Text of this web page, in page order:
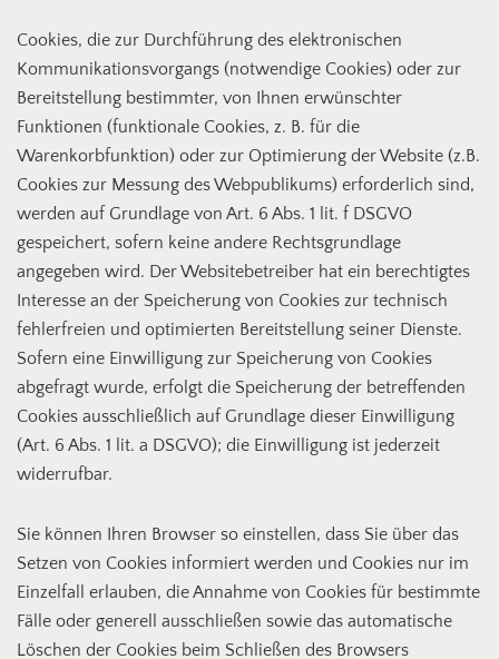
Cookies, die zur Durchführung des elektronischen
Kommunikationsvorgangs (notwendige Cookies) oder zur
Bereitstellung bestimmter, von Ihnen erwünschter
Funktionen (funktionale Cookies, z. B. für die
Warenkorbfunktion) oder zur Optimierung der Website (z.B.
Cookies zur Messung des Webpublikums) erforderlich sind,
werden auf Grundlage von Art. 6 Abs. 1 lit. f DSGVO
gespeichert, sofern keine andere Rechtsgrundlage
angegeben wird. Der Websitebetreiber hat ein berechtigtes
Interesse an der Speicherung von Cookies zur technisch
fehlerfreien und optimierten Bereitstellung seiner Dienste.
Sofern eine Einwilligung zur Speicherung von Cookies
abgefragt wurde, erfolgt die Speicherung der betreffenden
Cookies ausschließlich auf Grundlage dieser Einwilligung
(Art. 6 Abs. 1 lit. a DSGVO); die Einwilligung ist jederzeit
widerrufbar.
Sie können Ihren Browser so einstellen, dass Sie über das
Setzen von Cookies informiert werden und Cookies nur im
Einzelfall erlauben, die Annahme von Cookies für bestimmte
Fälle oder generell ausschließen sowie das automatische
Löschen der Cookies beim Schließen des Browsers